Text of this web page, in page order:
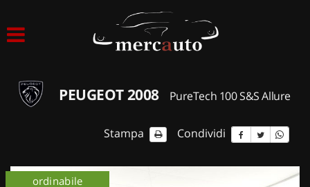
ACQUISTIAMO USATO
NOLEGGIO AUTO
PEUGEOT 2008 PureTech 100 S&S Allure
Stampa Condividi
km 0 km 0